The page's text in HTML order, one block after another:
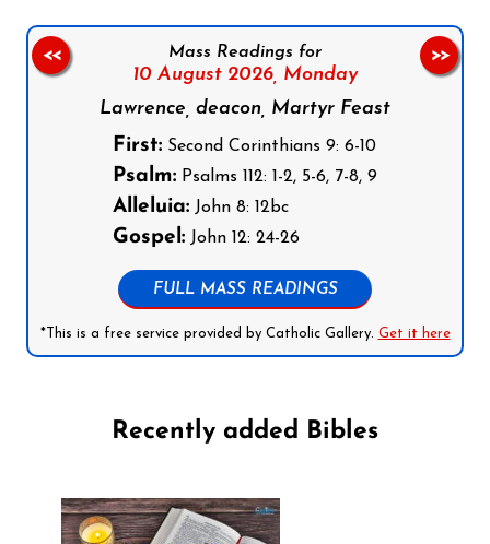
Mass Readings for
10 August 2026, Monday
Lawrence, deacon, Martyr Feast
First: Second Corinthians 9: 6-10
Psalm: Psalms 112: 1-2, 5-6, 7-8, 9
Alleluia: John 8: 12bc
Gospel: John 12: 24-26
FULL MASS READINGS
*This is a free service provided by Catholic Gallery. Get it here
<< >>
Recently added Bibles